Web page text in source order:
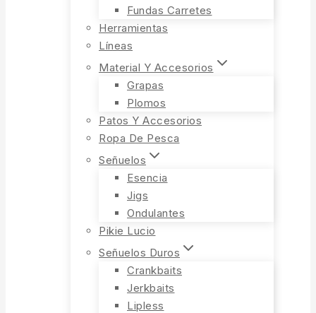
Fundas Carretes
Herramientas
Líneas
Material Y Accesorios
Grapas
Plomos
Patos Y Accesorios
Ropa De Pesca
Señuelos
Esencia
Jigs
Ondulantes
Pikie Lucio
Señuelos Duros
Crankbaits
Jerkbaits
Lipless